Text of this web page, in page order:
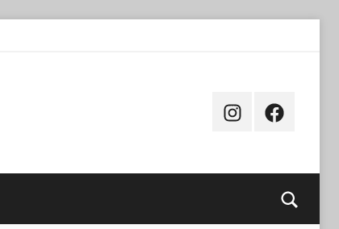
InstagramFacebook